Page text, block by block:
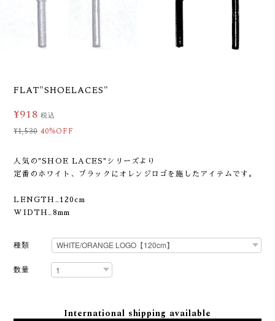
FLAT"SHOELACES"
¥918 税込
¥1,530 40%OFF
人気の"SHOE LACES"シリーズより
定番のホワイト、ブラックにオレンジロゴを施したアイテムです。
LENGTH_120cm
WIDTH_8mm
種類
数量
International shipping available